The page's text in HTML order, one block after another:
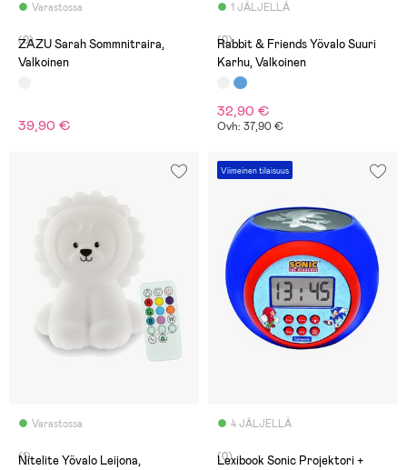
Varastossa
(0)
ZAZU Sarah Sommnitraira,
Valkoinen
39,90 €
1 JÄLJELLÄ
(0)
Rabbit & Friends Yövalo Suuri
Karhu, Valkoinen
32,90 €
Ovh: 37,90 €
Varastossa
(1)
Nitelite Yövalo Leijona,
Viimeinen tilaisuus
4 JÄLJELLÄ
(0)
Lexibook Sonic Projektori +